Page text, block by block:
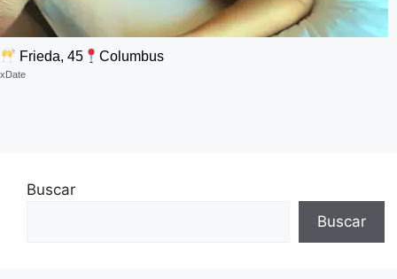
Frieda, 45 Columbus
xDate
Buscar
Buscar